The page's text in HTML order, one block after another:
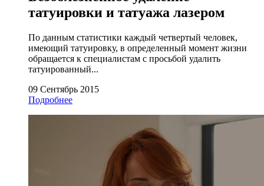
татуировки и татуажа лазером
По данным статистики каждый четвертый человек,
имеющий татуировку, в определенный момент жизни
обращается к специалистам с просьбой удалить
татуированный...
09 Сентябрь 2015
Подробнее